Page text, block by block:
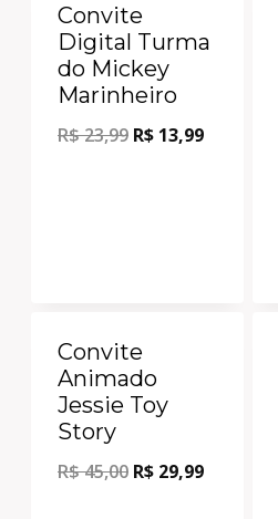
Convite
Digital Turma
do Mickey
Marinheiro
R$23,99 R$ 13,99
Convite
Animado
Jessie Toy
Story
R$45,00 R$ 29,99